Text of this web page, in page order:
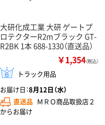
大研化成工業 大研 ゲートプ
ロテクターR2mブラック GT-
R2BK 1本 688-1330（直送品）
￥1,354（税込）
トラック用品
お届け日：8月12日（水）
直送品 ＭＲＯ商品取扱店２
からお届け